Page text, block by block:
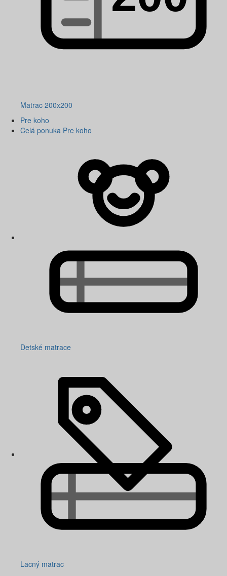
Matrac 200x200
Pre koho
Celá ponuka Pre koho
Detské matrace
Lacný matrac